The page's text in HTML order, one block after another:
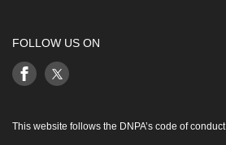
FOLLOW US ON
This website follows the DNPA’s code of conduct